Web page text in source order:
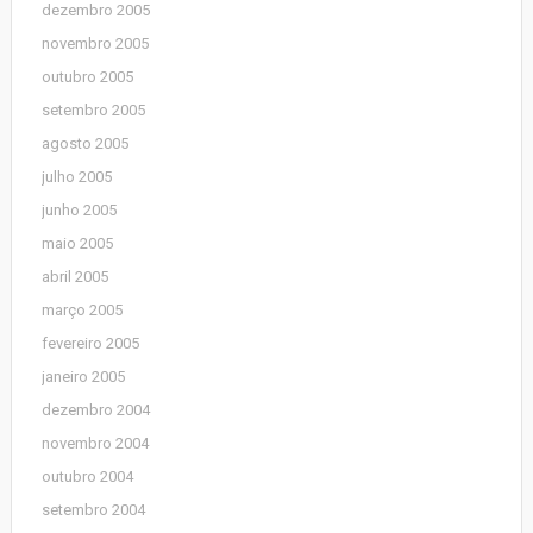
dezembro 2005
novembro 2005
outubro 2005
setembro 2005
agosto 2005
julho 2005
junho 2005
maio 2005
abril 2005
março 2005
fevereiro 2005
janeiro 2005
dezembro 2004
novembro 2004
outubro 2004
setembro 2004